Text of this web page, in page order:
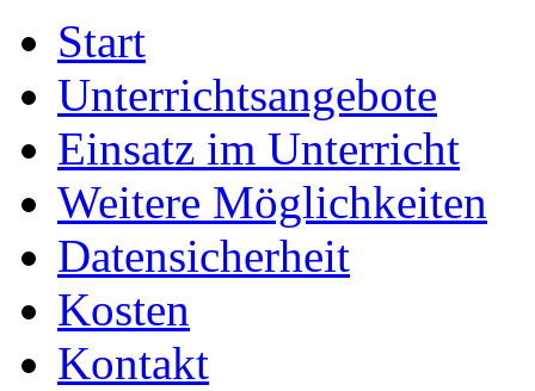
Start
Unterrichtsangebote
Einsatz im Unterricht
Weitere Möglichkeiten
Datensicherheit
Kosten
Kontakt